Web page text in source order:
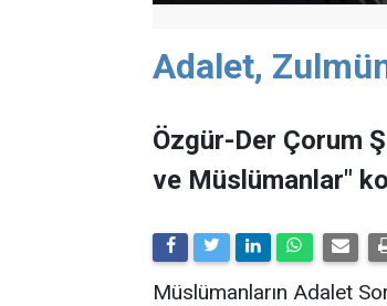
Adalet, Zulmün
Özgür-Der Çorum
ve Müslümanlar"
Müslümanların Adalet